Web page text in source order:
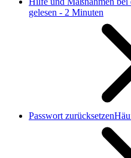
gelesen - 2 Minuten
Passwort zurücksetzen